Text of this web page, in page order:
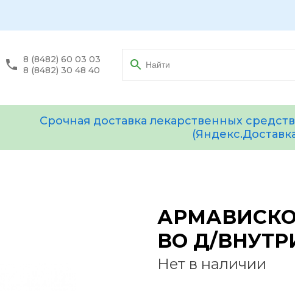
8 (8482) 60 03 03
8 (8482) 30 48 40
Срочная доставка лекарственных
ВО Д/
Нет в наличии